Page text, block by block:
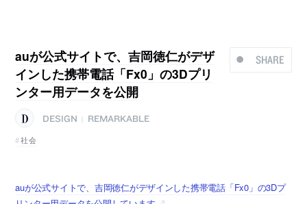
SHARE
auが公式サイトで、吉岡徳仁がデザ
インした携帯電話「Fx0」の3Dプリ
ンター用データを公開
DESIGN
REMARKABLE
社会
auが公式サイトで、吉岡徳仁がデザインした携帯電話「Fx0」の3Dプ